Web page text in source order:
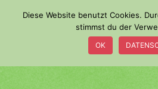
o
Diese Website benutzt Cookies.
stimmst du der
OK